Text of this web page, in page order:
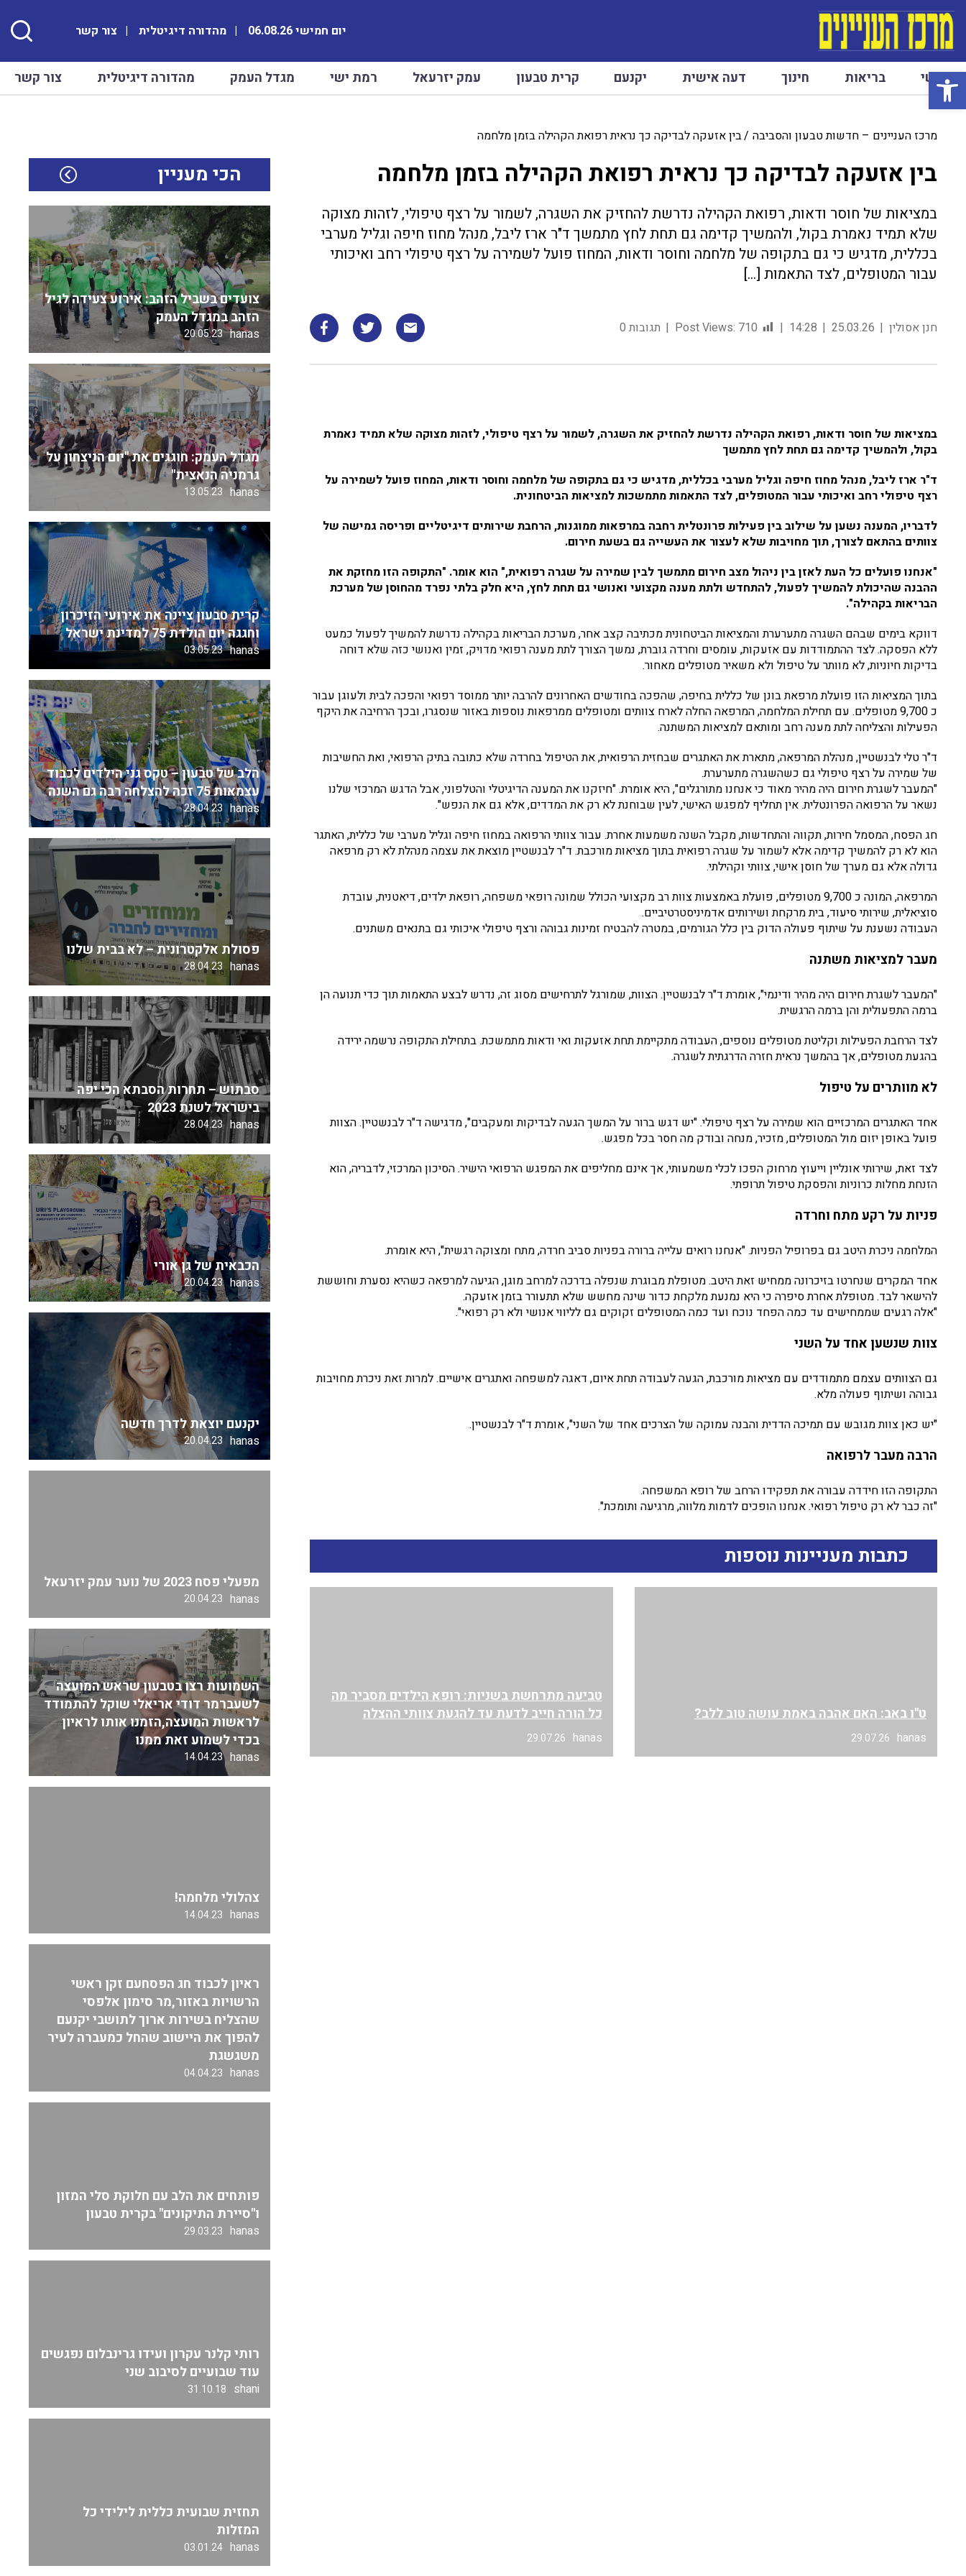
פתח סרגל נגישות
יום חמישי 06.08.26 מהדורה דיגיטלית צור קשר
ראשי בריאות חינוך דעה אישית יקנעם קרית טבעון עמק יזרעאל רמת ישי מגדל העמק מהדורה דיגיטלית צור קשר
מרכז העניינים – חדשות טבעון והסביבה בין אזעקה לבדיקה כך נראית רפואת הקהילה בזמן מלחמה
בין אזעקה לבדיקה כך נראית רפואת הקהילה בזמן מלחמה
במציאות של חוסר ודאות, רפואת הקהילה נדרשת להחזיק את השגרה, לשמור על רצף טיפולי, לזהות מצוקה
שלא תמיד נאמרת בקול, ולהמשיך קדימה גם תחת לחץ מתמשך ד"ר ארז ליבל, מנהל מחוז חיפה וגליל מערבי
בכללית, מדגיש כי גם בתקופה של מלחמה וחוסר ודאות, המחוז פועל לשמירה על רצף טיפולי רחב ואיכותי
עבור המטופלים, לצד התאמות […]
חנן אסולין 25.03.26
14:28
Post Views: 710 תגובות 0
במציאות של חוסר ודאות, רפואת הקהילה נדרשת להחזיק את השגרה, לשמור על רצף טיפולי, לזהות מצוקה שלא תמיד נאמרת
בקול, ולהמשיך קדימה גם תחת לחץ מתמשך
ד"ר ארז ליבל, מנהל מחוז חיפה וגליל מערבי בכללית, מדגיש כי גם בתקופה של מלחמה וחוסר ודאות, המחוז פועל לשמירה על
רצף טיפולי רחב ואיכותי עבור המטופלים, לצד התאמות מתמשכות למציאות הביטחונית.
לדבריו, המענה נשען על שילוב בין פעילות פרונטלית רחבה במרפאות ממוגנות, הרחבת שירותים דיגיטליים ופריסה גמישה של
צוותים בהתאם לצורך, תוך מחויבות שלא לעצור את העשייה גם בשעת חירום.
"אנחנו פועלים כל העת לאזן בין ניהול מצב חירום מתמשך לבין שמירה על שגרה רפואית," הוא אומר. "התקופה הזו מחזקת את
ההבנה שהיכולת להמשיך לפעול, להתחדש ולתת מענה מקצועי ואנושי גם תחת לחץ, היא חלק בלתי נפרד מהחוסן של מערכת
הבריאות בקהילה".
דווקא בימים שבהם השגרה מתערערת והמציאות הביטחונית מכתיבה קצב אחר, מערכת הבריאות בקהילה נדרשת להמשיך לפעול כמעט
ללא הפסקה. לצד ההתמודדות עם אזעקות, עומסים וחרדה גוברת, נמשך הצורך לתת מענה רפואי מדויק, זמין ואנושי כזה שלא דוחה
בדיקות חיוניות, לא מוותר על טיפול ולא משאיר מטופלים מאחור.
בתוך המציאות הזו פועלת מרפאת בונן של כללית בחיפה, שהפכה בחודשים האחרונים להרבה יותר ממוסד רפואי והפכה לבית ולעוגן עבור
כ 9,700 מטופלים. עם תחילת המלחמה, המרפאה החלה לארח צוותים ומטופלים ממרפאות נוספות באזור שנסגרו, ובכך הרחיבה את היקף
הפעילות והצליחה לתת מענה רחב ומותאם למציאות המשתנה.
ד"ר טלי לבנשטיין, מנהלת המרפאה, מתארת את האתגרים שבחזית הרפואית, את הטיפול בחרדה שלא כתובה בתיק הרפואי, ואת החשיבות
של שמירה על רצף טיפולי גם כשהשגרה מתערערת.
"המעבר לשגרת חירום היה מהיר מאוד כי אנחנו מתורגלים", היא אומרת. "חיזקנו את המענה הדיגיטלי והטלפוני, אבל הדגש המרכזי שלנו
נשאר על הרפואה הפרונטלית. אין תחליף למפגש האישי, לעין שבוחנת לא רק את המדדים, אלא גם את הנפש".
חג הפסח, המסמל חירות, תקווה והתחדשות, מקבל השנה משמעות אחרת. עבור צוותי הרפואה במחוז חיפה וגליל מערבי של כללית, האתגר
הוא לא רק להמשיך קדימה אלא לשמור על שגרה רפואית בתוך מציאות מורכבת. ד"ר לבנשטיין מוצאת את עצמה מנהלת לא רק מרפאה
גדולה אלא גם מערך של חוסן אישי, צוותי וקהילתי.
המרפאה, המונה כ 9,700 מטופלים, פועלת באמצעות צוות רב מקצועי הכולל שמונה רופאי משפחה, רופאת ילדים, דיאטנית, עובדת
סוציאלית, שירותי סיעוד, בית מרקחת ושירותים אדמיניסטרטיביים.
העבודה נשענת על שיתוף פעולה הדוק בין כלל הגורמים, במטרה להבטיח זמינות גבוהה ורצף טיפולי איכותי גם בתנאים משתנים.
מעבר למציאות משתנה
"המעבר לשגרת חירום היה מהיר ודינמי", אומרת ד"ר לבנשטיין. הצוות, שמורגל לתרחישים מסוג זה, נדרש לבצע התאמות תוך כדי תנועה הן
ברמה התפעולית והן ברמה הרגשית.
לצד הרחבת הפעילות וקליטת מטופלים נוספים, העבודה מתקיימת תחת אזעקות ואי ודאות מתמשכת. בתחילת התקופה נרשמה ירידה
בהגעת מטופלים, אך בהמשך נראית חזרה הדרגתית לשגרה.
לא מוותרים על טיפול
אחד האתגרים המרכזיים הוא שמירה על רצף טיפולי. "יש דגש ברור על המשך הגעה לבדיקות ומעקבים", מדגישה ד"ר לבנשטיין. הצוות
פועל באופן יזום מול המטופלים, מזכיר, מנחה ובודק מה חסר בכל מפגש.
לצד זאת, שירותי אונליין וייעוץ מרחוק הפכו לכלי משמעותי, אך אינם מחליפים את המפגש הרפואי הישיר. הסיכון המרכזי, לדבריה, הוא
הזנחת מחלות כרוניות והפסקת טיפול תרופתי.
פניות על רקע מתח וחרדה
המלחמה ניכרת היטב גם בפרופיל הפניות. "אנחנו רואים עלייה ברורה בפניות סביב חרדה, מתח ומצוקה רגשית", היא אומרת.
אחד המקרים שנחרטו בזיכרונה ממחיש זאת היטב. מטופלת מבוגרת שנפלה בדרכה למרחב מוגן, הגיעה למרפאה כשהיא נסערת וחוששת
להישאר לבד. מטופלת אחרת סיפרה כי היא נמנעת מלקחת כדור שינה מחשש שלא תתעורר בזמן אזעקה.
"אלה רגעים שממחישים עד כמה הפחד נוכח ועד כמה המטופלים זקוקים גם לליווי אנושי ולא רק רפואי".
צוות שנשען אחד על השני
גם הצוותים עצמם מתמודדים עם מציאות מורכבת, הגעה לעבודה תחת איום, דאגה למשפחה ואתגרים אישיים. למרות זאת ניכרת מחויבות
גבוהה ושיתוף פעולה מלא.
"יש כאן צוות מגובש עם תמיכה הדדית והבנה עמוקה של הצרכים אחד של השני", אומרת ד"ר לבנשטיין.
הרבה מעבר לרפואה
התקופה הזו חידדה עבורה את תפקידו הרחב של רופא המשפחה.
"זה כבר לא רק טיפול רפואי. אנחנו הופכים לדמות מלווה, מרגיעה ותומכת".
כתבות מעניינות נוספות
ט"ו באב: האם אהבה באמת עושה טוב ללב?
hanas
29.07.26
טביעה מתרחשת בשניות: רופא הילדים מסביר מה
כל הורה חייב לדעת עד להגעת צוותי ההצלה
hanas
29.07.26
הכי מעניין
צועדים בשביל הזהב: אירוע צעידה לגיל
הזהב במגדל העמק
hanas
20.05.23
מגדל העמק: חוגגים את "יום הניצחון על
גרמניה הנאצית"
hanas
13.05.23
קרית טבעון ציינה את אירועי הזיכרון
וחגגה יום הולדת 75 למדינת ישראל
hanas
03.05.23
הלב של טבעון – טקס גני הילדים לכבוד
עצמאות 75 זכה להצלחה רבה גם השנה
hanas
28.04.23
פסולת אלקטרונית – לא בבית שלנו
hanas
28.04.23
סבתוש – תחרות הסבתא הכי יפה
בישראל לשנת 2023
hanas
28.04.23
הכבאית של גן אורי
hanas
20.04.23
יקנעם יוצאת לדרך חדשה
hanas
20.04.23
מפעלי פסח 2023 של נוער עמק יזרעאל
hanas
20.04.23
השמועות רצו בטבעון שראש המועצה
לשעברמר דודי אריאלי שוקל להתמודד
לראשות המועצה,הזמנו אותו לראיון
בכדי לשמוע זאת ממנו
hanas
14.04.23
צהלולי מלחמה!
hanas
14.04.23
ראיון לכבוד חג הפסחעם זקן ראשי
הרשויות באזור,מר סימון אלפסי
שהצליח בשירות ארוך לתושבי יקנעם
להפוך את היישוב שהחל כמעברה לעיר
משגשגת
hanas
04.04.23
פותחים את הלב עם חלוקת סלי המזון
ו"סיירת התיקונים" בקרית טבעון
hanas
29.03.23
רותי קלנר עקרון ועידו גרינבלום נפגשים
עוד שבועיים לסיבוב שני
shani
31.10.18
תחזית שבועית כללית לילידי כל
המזלות
hanas
03.01.24